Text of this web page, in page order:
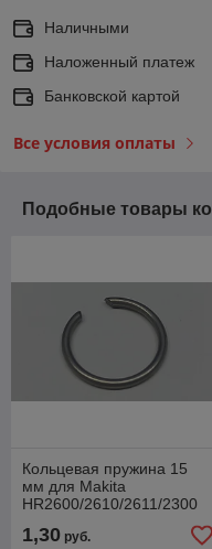
Наличными
Наложенный платеж
Банковской картой
Все условия оплаты
Подобные товары
Кольцевая пружина 15
мм для Makita
HR2600/2610/2611/2300
1,30 руб.